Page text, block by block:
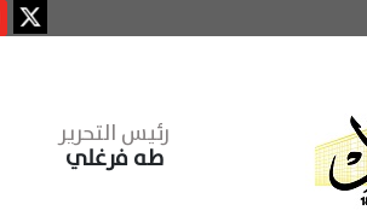
رئيس التحرير
طه فرغلي